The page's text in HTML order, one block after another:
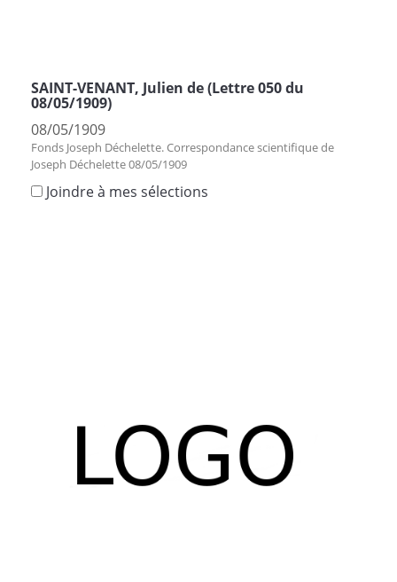
SAINT-VENANT, Julien de (Lettre 050 du
08/05/1909)
08/05/1909
Fonds Joseph Déchelette. Correspondance scientifique de
Joseph Déchelette 08/05/1909
Joindre à mes sélections